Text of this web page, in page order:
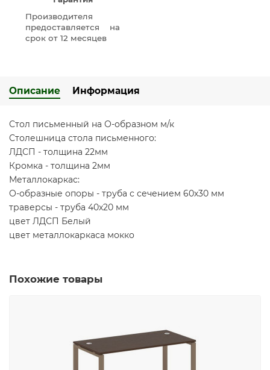
Производителя
предоставляется на
срок от 12 месяцев
Описание Информация
Стол письменный на О-образном м/к
Столешница стола письменного:
ЛДСП - толщина 22мм
Кромка - толщина 2мм
Металлокаркас:
О-образные опоры - труба с сечением 60х30 мм
траверсы - труба 40х20 мм
цвет ЛДСП Белый
цвет металлокаркаса мокко
Похожие товары